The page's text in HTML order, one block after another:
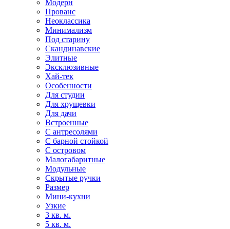
Модерн
Прованс
Неоклассика
Минимализм
Под старину
Скандинавские
Элитные
Эксклюзивные
Хай-тек
Особенности
Для студии
Для хрущевки
Для дачи
Встроенные
С антресолями
С барной стойкой
С островом
Малогабаритные
Модульные
Скрытые ручки
Размер
Мини-кухни
Узкие
3 кв. м.
5 кв. м.